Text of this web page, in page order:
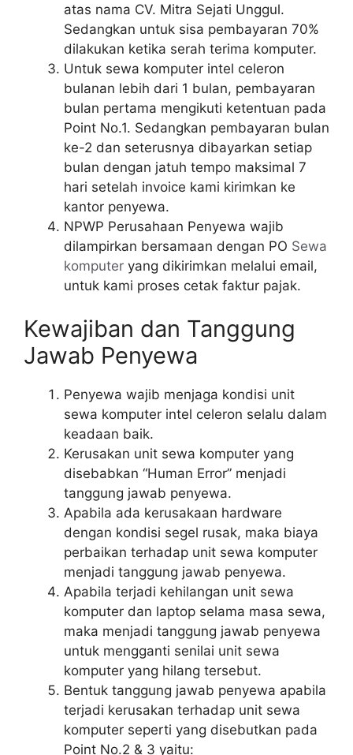
atas nama CV. Mitra Sejati Unggul.
Sedangkan untuk sisa pembayaran 70%
dilakukan ketika serah terima komputer.
Untuk sewa komputer intel celeron
bulanan lebih dari 1 bulan, pembayaran
bulan pertama mengikuti ketentuan pada
Point No.1. Sedangkan pembayaran bulan
ke-2 dan seterusnya dibayarkan setiap
bulan dengan jatuh tempo maksimal 7
hari setelah invoice kami kirimkan ke
kantor penyewa.
NPWP Perusahaan Penyewa wajib
dilampirkan bersamaan dengan PO Sewa
komputer yang dikirimkan melalui email,
untuk kami proses cetak faktur pajak.
Kewajiban dan Tanggung
Jawab Penyewa
Penyewa wajib menjaga kondisi unit
sewa komputer intel celeron selalu dalam
keadaan baik.
Kerusakan unit sewa komputer yang
disebabkan “Human Error” menjadi
tanggung jawab penyewa.
Apabila ada kerusakaan hardware
dengan kondisi segel rusak, maka biaya
perbaikan terhadap unit sewa komputer
menjadi tanggung jawab penyewa.
Apabila terjadi kehilangan unit sewa
komputer dan laptop selama masa sewa,
maka menjadi tanggung jawab penyewa
untuk mengganti senilai unit sewa
komputer yang hilang tersebut.
Bentuk tanggung jawab penyewa apabila
terjadi kerusakan terhadap unit sewa
komputer seperti yang disebutkan pada
Point No.2 & 3 yaitu: